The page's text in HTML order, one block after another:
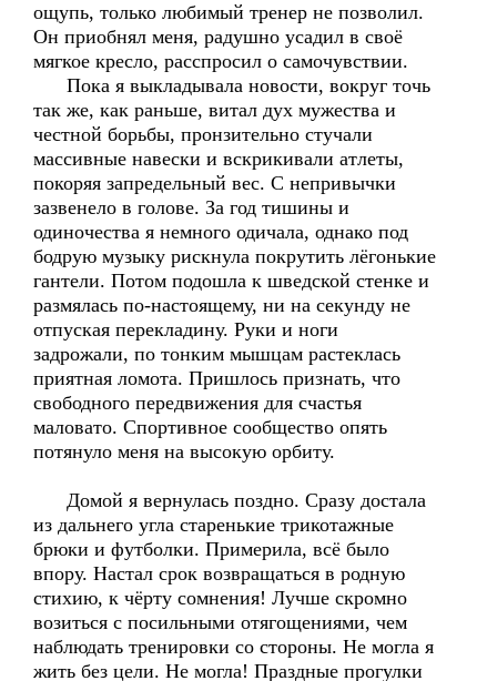
ощупь, только любимый тренер не позволил.
Он приобнял меня, радушно усадил в своё
мягкое кресло, расспросил о самочувствии.
Пока я выкладывала новости, вокруг точь
так же, как раньше, витал дух мужества и
честной борьбы, пронзительно стучали
массивные навески и вскрикивали атлеты,
покоряя запредельный вес. С непривычки
зазвенело в голове. За год тишины и
одиночества я немного одичала, однако под
бодрую музыку рискнула покрутить лёгонькие
гантели. Потом подошла к шведской стенке и
размялась по-настоящему, ни на секунду не
отпуская перекладину. Руки и ноги
задрожали, по тонким мышцам растеклась
приятная ломота. Пришлось признать, что
свободного передвижения для счастья
маловато. Спортивное сообщество опять
потянуло меня на высокую орбиту.
Домой я вернулась поздно. Сразу достала
из дальнего угла старенькие трикотажные
брюки и футболки. Примерила, всё было
впору. Настал срок возвращаться в родную
стихию, к чёрту сомнения! Лучше скромно
возиться с посильными отягощениями, чем
наблюдать тренировки со стороны. Не могла я
жить без цели. Не могла! Праздные прогулки